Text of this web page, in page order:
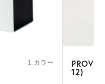
1 カラー
12)